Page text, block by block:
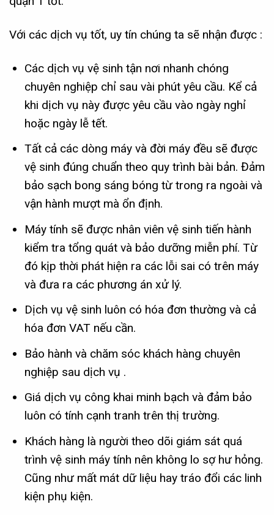
Với các dịch vụ tốt, uy tín chúng ta sẽ nhận được :
Các dịch vụ vệ sinh tận nơi nhanh chóng
chuyên nghiệp chỉ sau vài phút yêu cầu. Kể cả
khi dịch vụ này được yêu cầu vào ngày nghỉ
hoặc ngày lễ tết.
Tất cả các dòng máy và đời máy đều sẽ được
vệ sinh đúng chuẩn theo quy trình bài bản. Đảm
bảo sạch bong sáng bóng từ trong ra ngoài và
vận hành mượt mà ổn định.
Máy tính sẽ được nhân viên vệ sinh tiến hành
kiểm tra tổng quát và bảo dưỡng miễn phí. Từ
đó kịp thời phát hiện ra các lỗi sai có trên máy
và đưa ra các phương án xử lý.
Dịch vụ vệ sinh luôn có hóa đơn thường và cả
hóa đơn VAT nếu cần.
Bảo hành và chăm sóc khách hàng chuyên
nghiệp sau dịch vụ .
Giá dịch vụ công khai minh bạch và đảm bảo
luôn có tính cạnh tranh trên thị trường.
Khách hàng là người theo dõi giám sát quá
trình vệ sinh máy tính nên không lo sợ hư hỏng.
Cũng như mất mát dữ liệu hay tráo đổi các linh
kiện phụ kiện.